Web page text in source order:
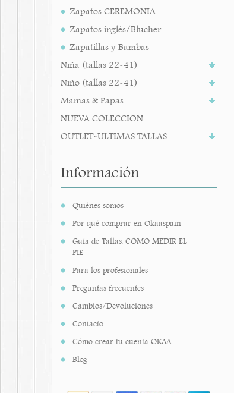
Zapatos CEREMONIA
Zapatos inglés/Blucher
Zapatillas y Bambas
Niña (tallas 22-41)
Niño (tallas 22-41)
Mamas & Papas
NUEVA COLECCION
OUTLET-ULTIMAS TALLAS
Información
Quiénes somos
Por qué comprar en Okaaspain
Guía de Tallas. CÓMO MEDIR EL
PIE
Para los profesionales
Preguntas frecuentes
Cambios/Devoluciones
Contacto
Cómo crear tu cuenta OKAA.
Blog